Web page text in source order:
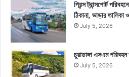
প্রিন্স ট্রান্সপোর্ট
ঠিকানা, ভাড়ার তালিকা
July 5, 2026
চুয়াডাঙ্গা এসএম পরিবহন
July 5, 2026